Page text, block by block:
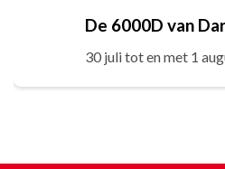
De 6000D van
30 juli tot en met 1